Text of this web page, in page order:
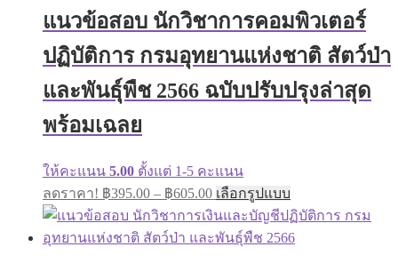
options
be
chosen
on
the
แนวข้อสอบ นักวิชาการคอมพิวเตอร์
ปฏิบัติการ กรมอุทยานแห่งชาติ สัตว์ป่า
และพันธุ์พืช 2566 ฉบับปรับปรุงล่าสุด
พร้อมเฉลย
ให้คะแนน 5.00 ตั้งแต่ 1-5 คะแนน
ลดราคา! ฿395.00 – ฿605.00Price
range:
฿395.00
through
เลือกรูปแบบ
product
has
multiple